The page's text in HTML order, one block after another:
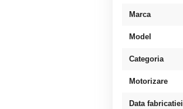
Marca
Model
Categoria
Motorizare
Data fabricatiei